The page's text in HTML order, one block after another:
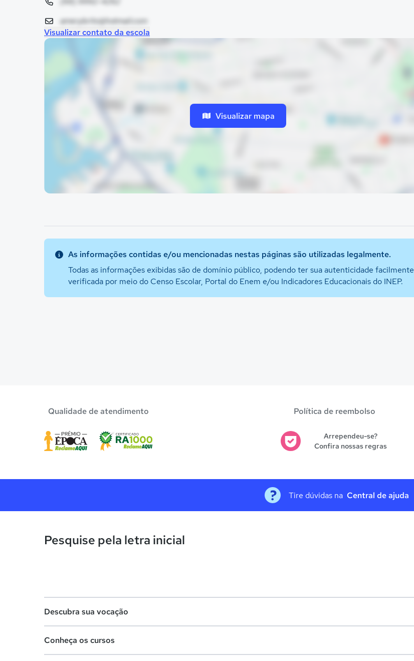
amerybrito@hotmail.com
Visualizar contato da escola
Visualizar mapa
As informações contidas e/ou mencionadas nestas páginas são utilizadas legalmente.
Todas as informações exibidas são de domínio público, podendo ter sua autenticidade facilmente
verificada por meio do Censo Escolar, Portal do Enem e/ou Indicadores Educacionais do INEP.
Qualidade de atendimento Política de reembolso
Arrependeu-se?
Confira nossas regras
Tire dúvidas na Central de ajuda
Pesquise pela letra inicial
Descubra sua vocação
Conheça os cursos